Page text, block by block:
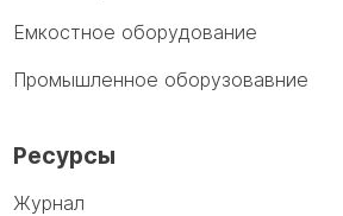
Емкостное оборудование
Промышленное оборузовавние
Ресурсы
Журнал